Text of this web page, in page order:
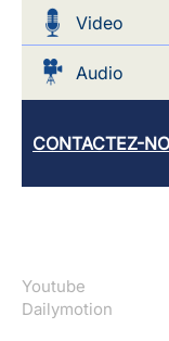
Video
Audio
CONTACTEZ-
Youtube
Dailymotion